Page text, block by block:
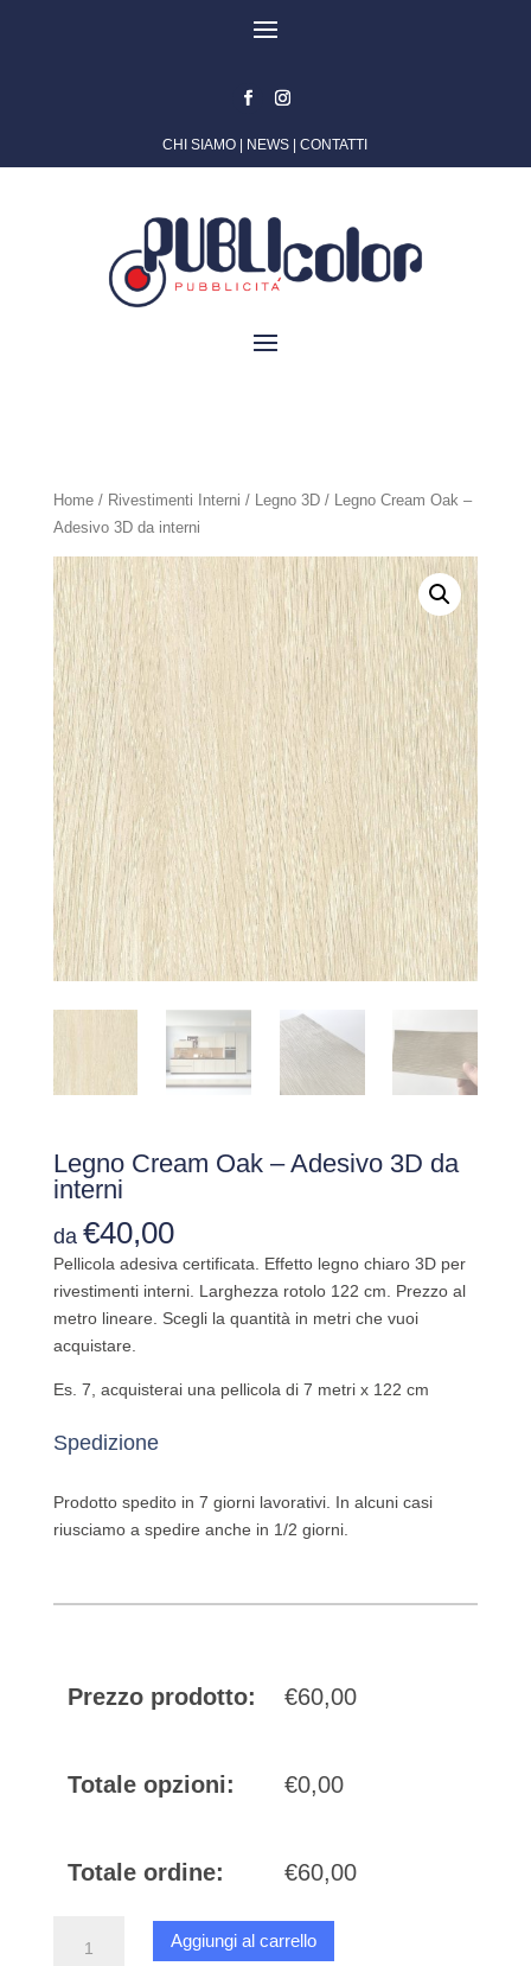
CHI SIAMO NEWS |CONTATTI
Home/ Rivestimenti Interni / Legno 3D/ Legno Cream Oak –
Adesivo 3D da interni
Legno Cream Oak – Adesivo 3D da
interni
da €40,00
Pellicola adesiva certificata. Effetto legno chiaro 3D per
rivestimenti interni. Larghezza rotolo 122 cm. Prezzo al
metro lineare. Scegli la quantità in metri che vuoi
acquistare.
Es. 7, acquisterai una pellicola di 7 metri x 122 cm
Spedizione
Prodotto spedito in 7 giorni lavorativi. In alcuni casi
riusciamo a spedire anche in 1/2 giorni.
Prezzo prodotto: €60,00
Totale opzioni: €0,00
Totale ordine: €60,00
Cream
Aggiungi al carrello